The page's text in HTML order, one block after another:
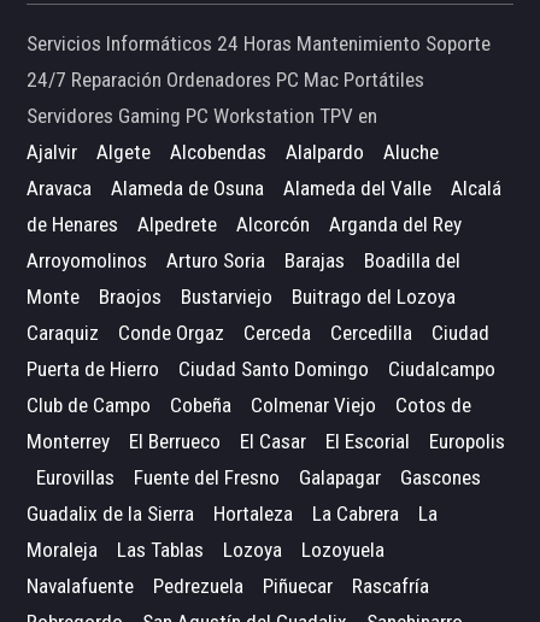
Servicios Informáticos 24 Horas Mantenimiento Soporte
24/7 Reparación Ordenadores PC Mac Portátiles
Servidores Gaming PC Workstation TPV en
Ajalvir
Algete Alcobendas Alalpardo
Aluche
Aravaca
Alameda de Osuna Alameda del Valle
Alcalá
de Henares
Alpedrete Alcorcón
Arganda del Rey
Arroyomolinos
Arturo Soria Barajas
Boadilla del
Monte
Braojos Bustarviejo
Buitrago del Lozoya
Caraquiz
Conde Orgaz Cerceda Cercedilla
Ciudad
Puerta de Hierro
Ciudad Santo Domingo
Ciudalcampo
Club de Campo
Cobeña Colmenar Viejo
Cotos de
Monterrey
El Berrueco El Casar El Escorial
Europolis
Eurovillas
Fuente del Fresno Galapagar
Gascones
Guadalix de la Sierra
Hortaleza La Cabrera
La
Moraleja
Las Tablas Lozoya
Lozoyuela
Navalafuente
Pedrezuela Piñuecar
Rascafría